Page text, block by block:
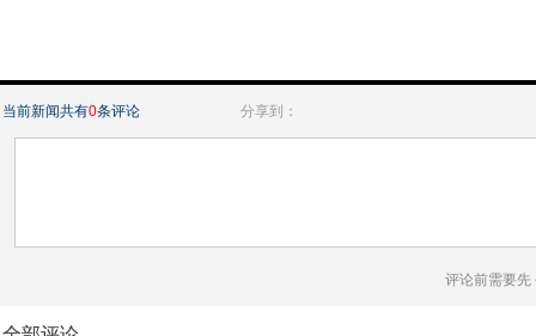
当前新闻共有0条评论 分享到：
评论前需要先